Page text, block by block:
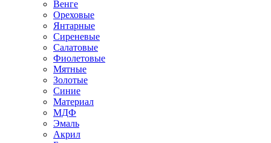
Венге
Ореховые
Янтарные
Сиреневые
Салатовые
Фиолетовые
Мятные
Золотые
Синие
Материал
МДФ
Эмаль
Акрил